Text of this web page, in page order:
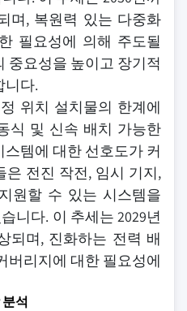
며, 복원력 있는 다중화
필요성에 의해 주도될
중요성을 높이고 장기적
니다.
위치 설치물의 한계에
식 및 신속 배치 가능한
템에 대한 선호도가 커
은 전진 작전, 임시 기지,
원할 수 있는 시스템을
니다. 이 추세는 2029년
되며, 진화하는 전력 배
버리지에 대한 필요성에
석